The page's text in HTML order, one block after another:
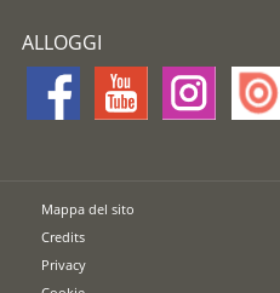
ALLOGGI
Mappa del sito
Credits
Privacy